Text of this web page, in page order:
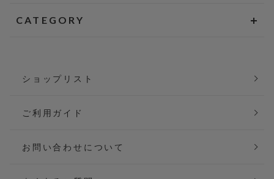
CATEGORY
ショップリスト
ご利用ガイド
お問い合わせについて